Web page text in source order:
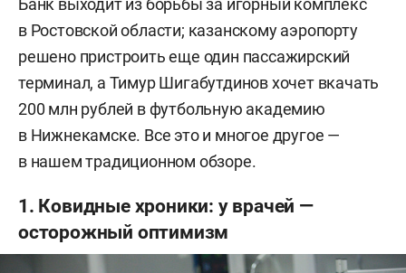
Банк выходит из борьбы за игорный комплекс
в Ростовской области; казанскому аэропорту
решено пристроить еще один пассажирский
терминал, а Тимур Шигабутдинов хочет вкачать
200 млн рублей в футбольную академию
в Нижнекамске. Все это и многое другое —
в нашем традиционном обзоре.
1. Ковидные хроники: у врачей —
осторожный оптимизм